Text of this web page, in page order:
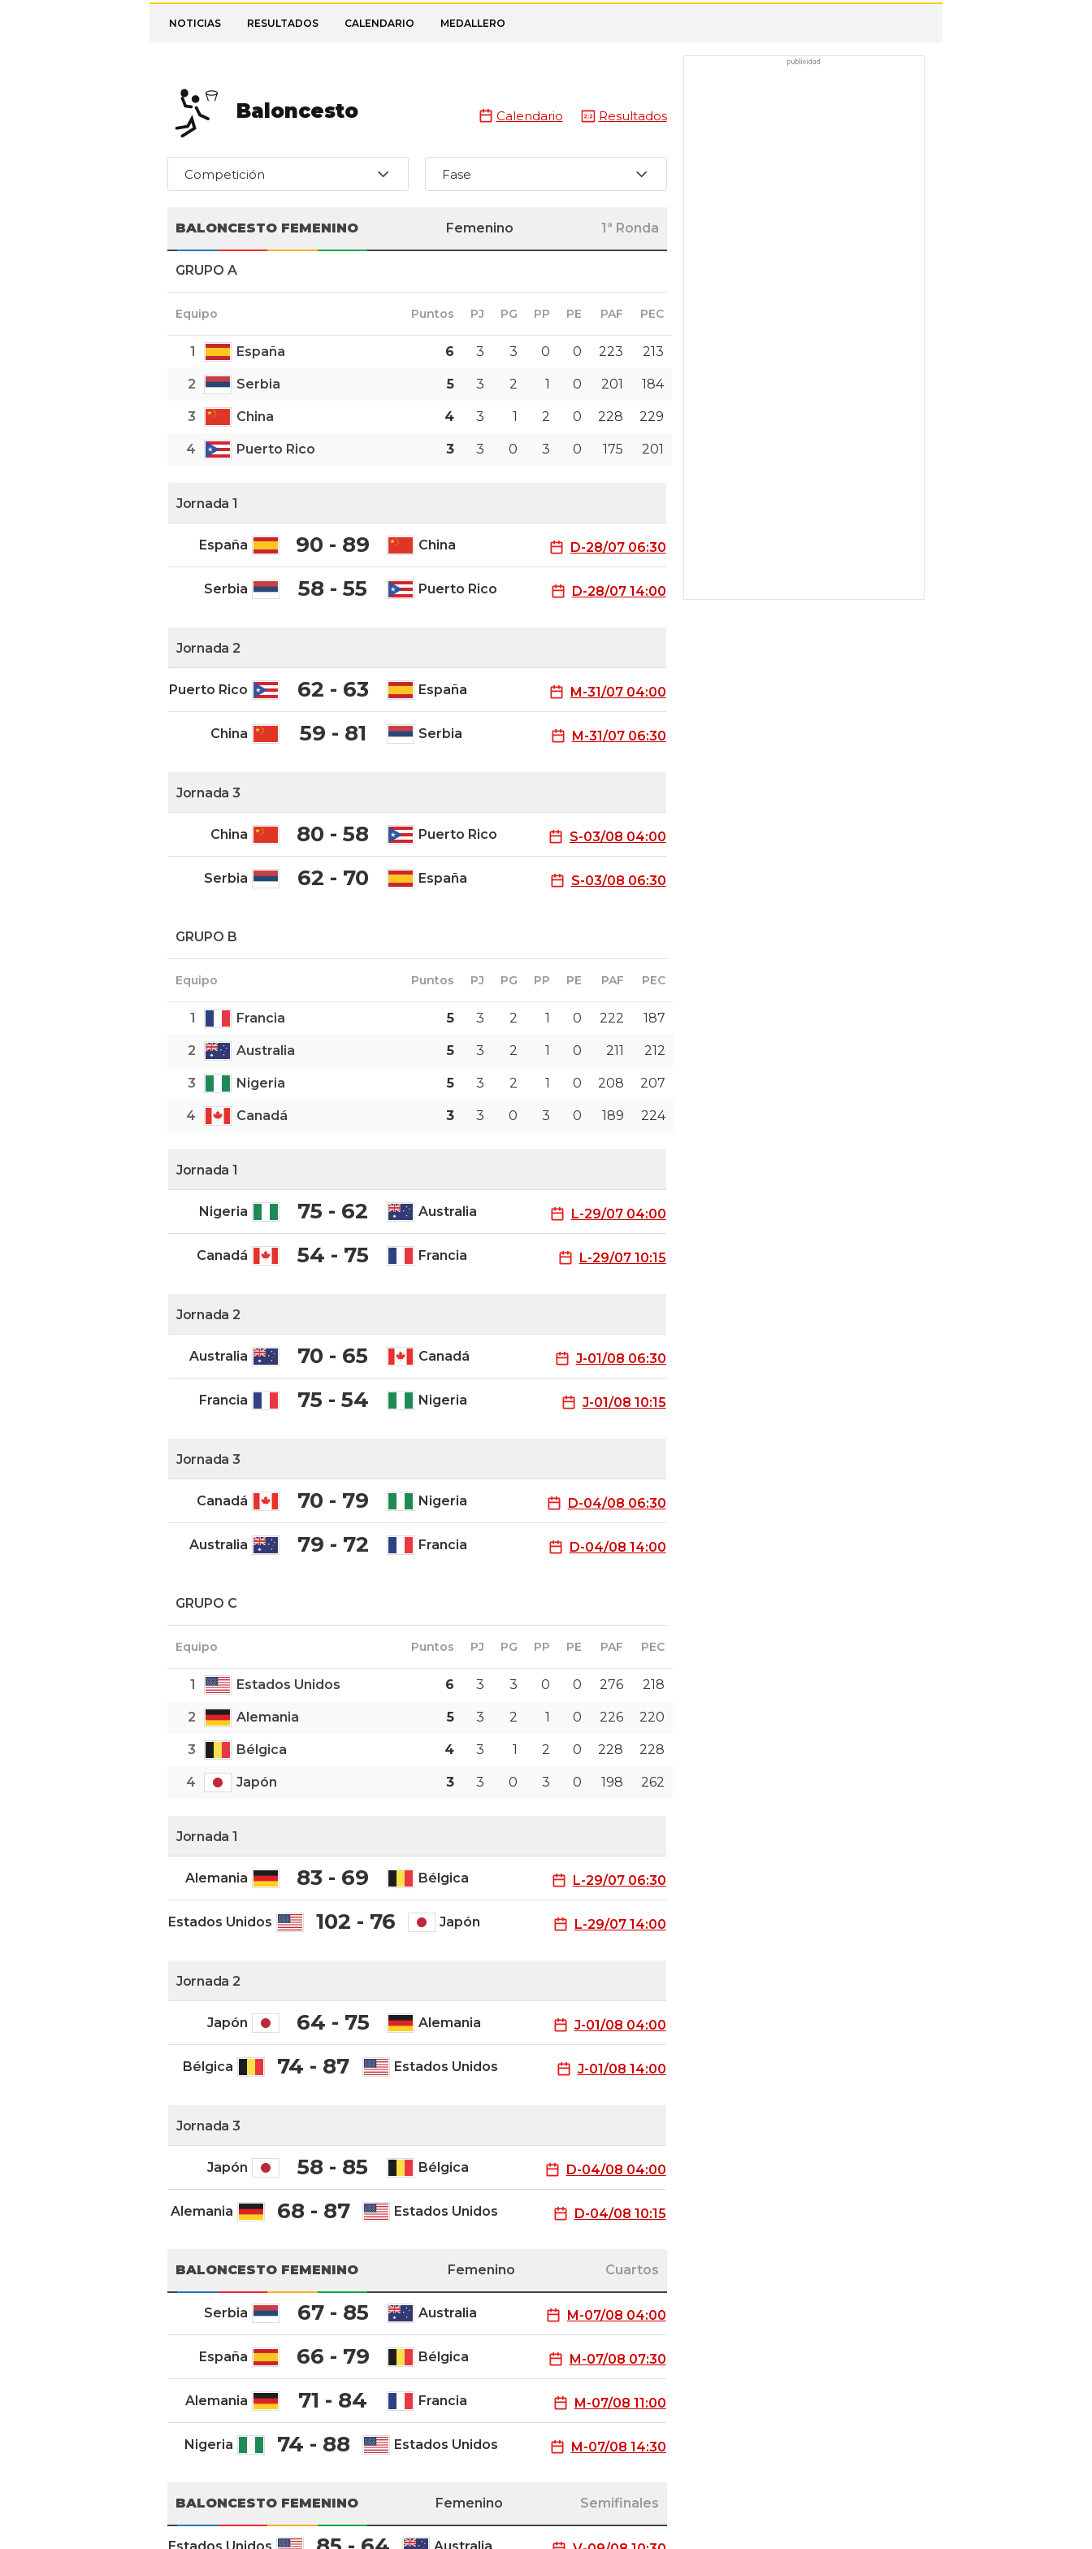
NOTICIAS RESULTADOS CALENDARIO MEDALLERO
Baloncesto Calendario Resultados
Competición Fase
BALONCESTO FEMENINO Femenino 1ª Ronda
GRUPO A
Equipo Puntos PJ PG PP PE PAF PEC
1 España 6 3 3 0 0 223 213
2 Serbia 5 3 2 1 0 201 184
3 China 4 3 1 2 0 228 229
4 Puerto Rico 3 3 0 3 0 175 201
Jornada 1
España 90 - 89 China D-28/07 06:30
Serbia 58 - 55 Puerto Rico D-28/07 14:00
Jornada 2
Puerto Rico 62 - 63 España M-31/07 04:00
China 59 - 81 Serbia M-31/07 06:30
Jornada 3
China 80 - 58 Puerto Rico S-03/08 04:00
Serbia 62 - 70 España S-03/08 06:30
GRUPO B
Equipo Puntos PJ PG PP PE PAF PEC
1 Francia 5 3 2 1 0 222 187
2 Australia 5 3 2 1 0 211 212
3 Nigeria 5 3 2 1 0 208 207
4 Canadá 3 3 0 3 0 189 224
Jornada 1
Nigeria 75 - 62 Australia L-29/07 04:00
Canadá 54 - 75 Francia L-29/07 10:15
Jornada 2
Australia 70 - 65 Canadá J-01/08 06:30
Francia 75 - 54 Nigeria J-01/08 10:15
Jornada 3
Canadá 70 - 79 Nigeria D-04/08 06:30
Australia 79 - 72 Francia D-04/08 14:00
GRUPO C
Equipo Puntos PJ PG PP PE PAF PEC
1 Estados Unidos 6 3 3 0 0 276 218
2 Alemania 5 3 2 1 0 226 220
3 Bélgica 4 3 1 2 0 228 228
4 Japón 3 3 0 3 0 198 262
Jornada 1
Alemania 83 - 69 Bélgica L-29/07 06:30
Estados Unidos 102 - 76 Japón L-29/07 14:00
Jornada 2
Japón 64 - 75 Alemania J-01/08 04:00
Bélgica 74 - 87 Estados Unidos J-01/08 14:00
Jornada 3
Japón 58 - 85 Bélgica D-04/08 04:00
Alemania 68 - 87 Estados Unidos D-04/08 10:15
BALONCESTO FEMENINO Femenino Cuartos
Serbia 67 - 85 Australia M-07/08 04:00
España 66 - 79 Bélgica M-07/08 07:30
Alemania 71 - 84 Francia M-07/08 11:00
Nigeria 74 - 88 Estados Unidos M-07/08 14:30
BALONCESTO FEMENINO Femenino Semifinales